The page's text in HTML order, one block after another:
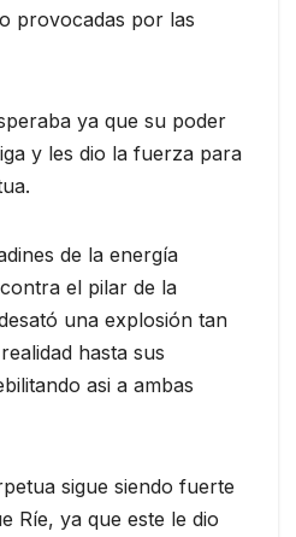
provocadas por las
ya que su poder
y les dio la fuerza para
de la energía
el pilar de la
una explosión tan
hasta sus
asi a ambas
sigue siendo fuerte
Ríe, ya que este le dio